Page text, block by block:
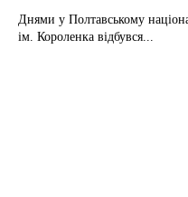
Днями у Полтавському
ім. Короленка відбувся...